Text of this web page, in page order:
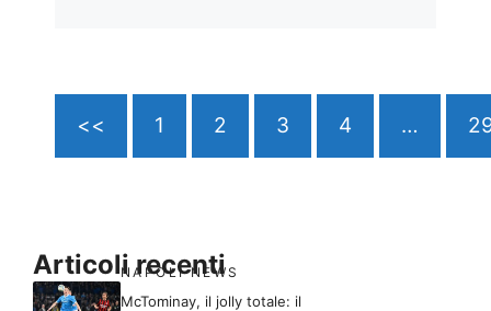
<< 1 2 3 4 …
Articoli recenti
NAPOLI NEWS
McTominay, il jolly totale: il